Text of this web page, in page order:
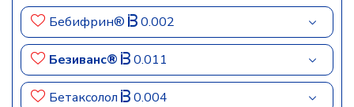
Бебифрин® 0.002
Безиванс® 0.011
Бетаксолол 0.004